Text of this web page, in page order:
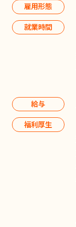
雇用形態
就業時間
給与
福利厚生